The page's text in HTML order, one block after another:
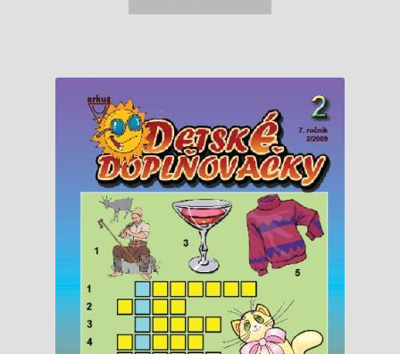
1,10 €. 1,05 €.